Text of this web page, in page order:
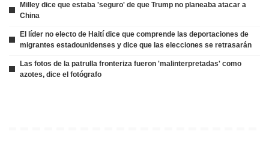
Milley dice que estaba 'seguro' de que Trump no planeaba atacar a
China
El líder no electo de Haití dice que comprende las deportaciones de
migrantes estadounidenses y dice que las elecciones se retrasarán
Las fotos de la patrulla fronteriza fueron 'malinterpretadas' como
azotes, dice el fotógrafo